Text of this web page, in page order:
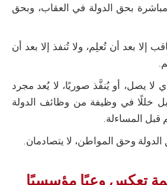
بحق الدولة في العقاب، وبحق
إلا بعد أن تُعلِم، ولا تُنفذ إلا بعد أن
لا يصل، أو يُنفَّذ صوريًا، لا يُعد مجرد
خللًا في وظيفة من وظائف الدولة
قبل المساءلة.
الدولة وحق المواطن، لا يتصادمان.
تعكس وعيًا مؤسسيًا